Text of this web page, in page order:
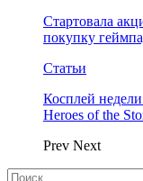
Стартовала
покупку
Статьи
Косплей
Heroes of the
Prev Next